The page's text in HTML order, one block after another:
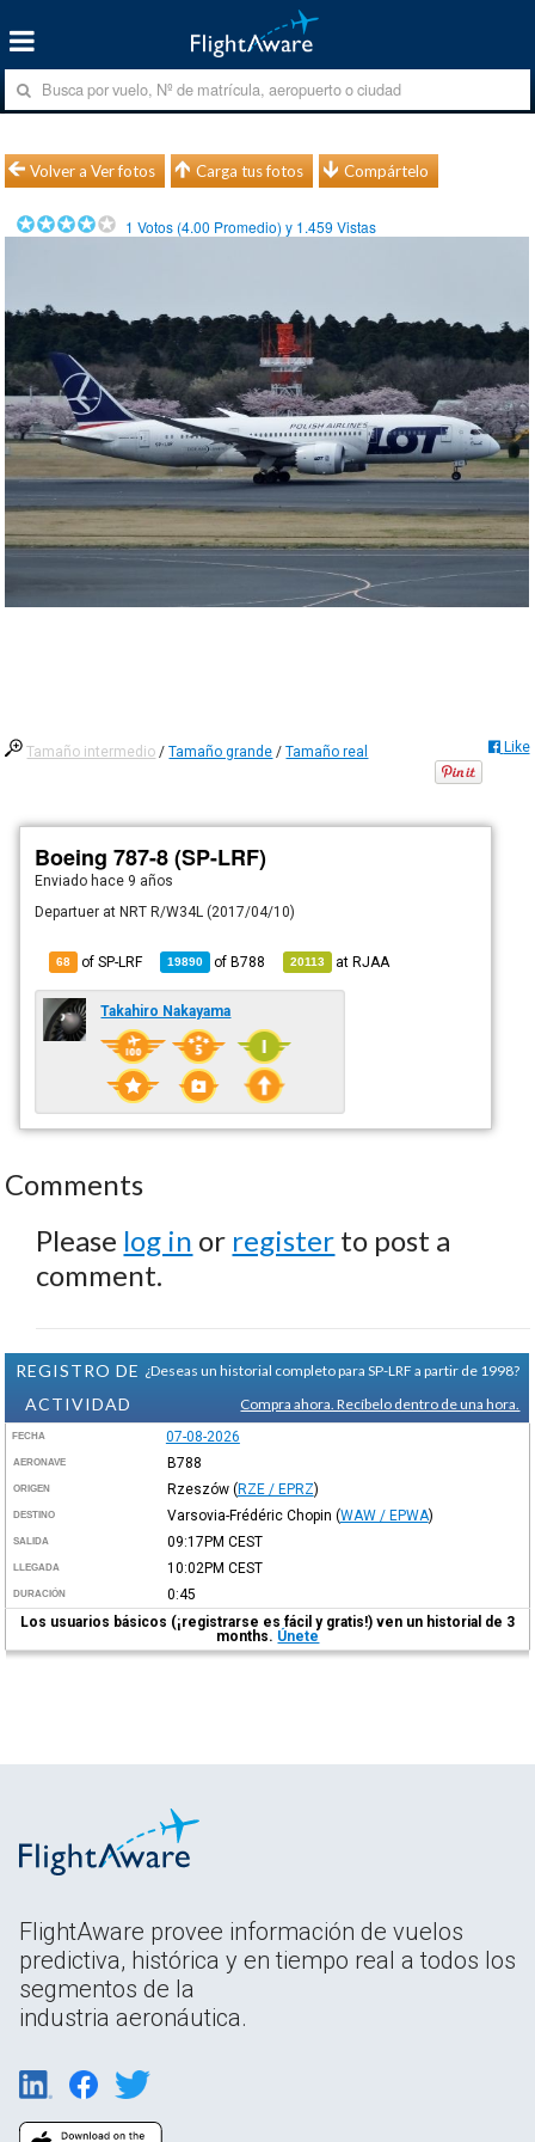
Volver a Ver fotos Carga tus fotos Compártelo
1 Votos (4.00 Promedio) y 1.459 Vistas
Tamaño intermedio /Tamaño grande /Tamaño real Like
Boeing 787-8 (SP-LRF)
Enviado hace 9 años
Departuer at NRT R/W34L (2017/04/10)
68 of SP-LRF 19890 ofB788 20113 atRJAA
Takahiro Nakayama
Comments
Please log in or register to post a
comment.
REGISTRO DE
ACTIVIDAD
¿Deseas un historial completo para SP-LRF a partir de 1998?
Compra ahora. Recíbelo dentro de una hora.
FECHA 07-08-2026
AERONAVE B788
ORIGEN Rzeszów (RZE / EPRZ)
DESTINO Varsovia-Frédéric Chopin (WAW / EPWA)
SALIDA 09:17PM CEST
LLEGADA 10:02PM CEST
DURACIÓN
0:45
Los usuarios básicos (¡registrarse es fácil y gratis!) ven un historial de 3
months. Únete
FlightAware provee información de vuelos
predictiva, histórica y en tiempo real a todos los
segmentos de la
industria aeronáutica.